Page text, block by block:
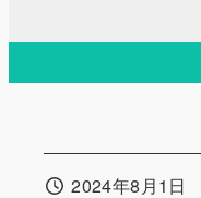
移
2024年8月1日